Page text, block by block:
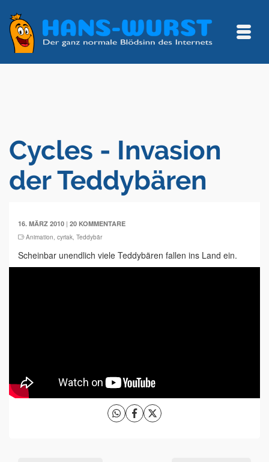
Cycles - Invasion
der Teddybären
16. MÄRZ 2010 | 20 KOMMENTARE
Animation, cyriak, Teddybär
Scheinbar unendlich viele Teddybären fallen ins Land ein.